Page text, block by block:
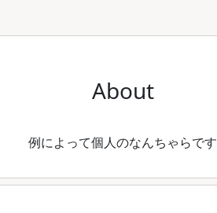
About
例によって個人のなんちゃらです